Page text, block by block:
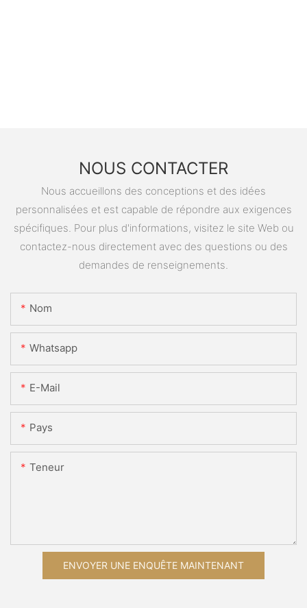
NOUS CONTACTER
Nous accueillons des conceptions et des idées
personnalisées et est capable de répondre aux exigences
spécifiques. Pour plus d'informations, visitez le site Web ou
contactez-nous directement avec des questions ou des
demandes de renseignements.
Nom
Whatsapp
E-Mail
Pays
Teneur
ENVOYER UNE ENQUÊTE MAINTENANT